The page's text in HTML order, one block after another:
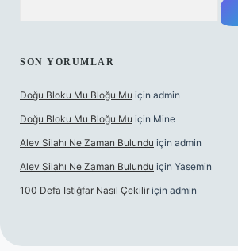
SON YORUMLAR
Doğu Bloku Mu Bloğu Mu için admin
Doğu Bloku Mu Bloğu Mu için Mine
Alev Silahı Ne Zaman Bulundu için admin
Alev Silahı Ne Zaman Bulundu için Yasemin
100 Defa Istiğfar Nasıl Çekilir için admin